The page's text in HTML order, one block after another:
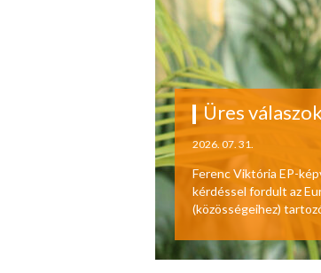
Üres
2026. 07. 31.
Ferenc Viktória EP-
kérdéssel fordult az
(közösségeihez)